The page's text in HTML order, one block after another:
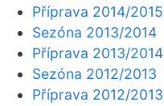
Příprava 2014/2015
Sezóna 2013/2014
Příprava 2013/2014
Sezóna 2012/2013
Příprava 2012/2013